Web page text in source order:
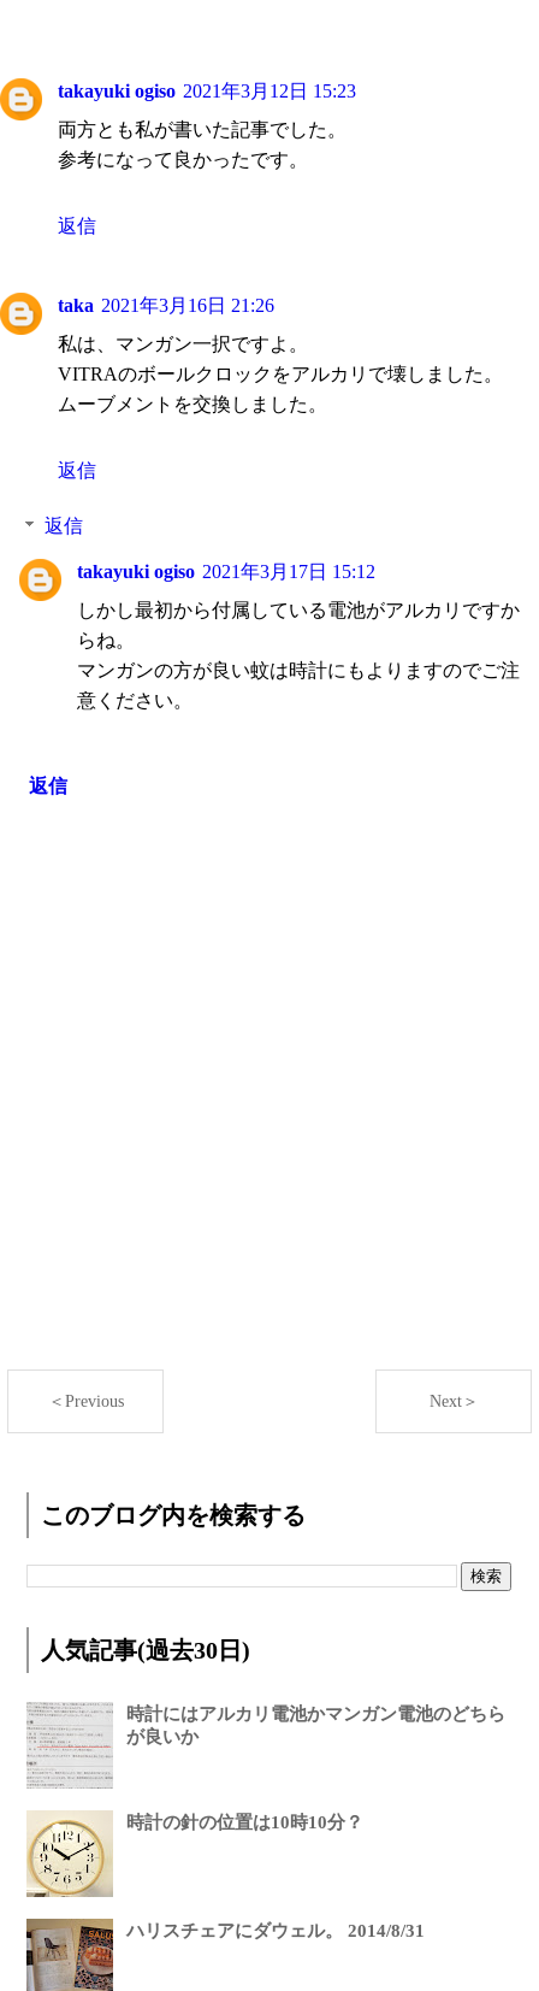
takayuki ogiso 2021年3月12日 15:23
両方とも私が書いた記事でした。
参考になって良かったです。
返信
taka 2021年3月16日 21:26
私は、マンガン一択ですよ。
VITRAのボールクロックをアルカリで壊しました。
ムーブメントを交換しました。
返信
返信
takayuki ogiso 2021年3月17日 15:12
しかし最初から付属している電池がアルカリですか
らね。
マンガンの方が良い蚊は時計にもよりますのでご注
意ください。
返信
＜Previous Next＞
このブログ内を検索する
人気記事(過去30日)
時計にはアルカリ電池かマンガン電池のどちら
が良いか
時計の針の位置は10時10分？
ハリスチェアにダウェル。 2014/8/31